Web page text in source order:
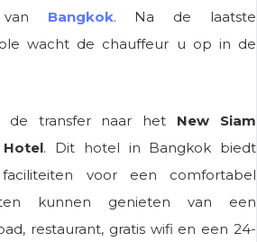
van Bangkok. Na de laatste
wacht de chauffeur u op in de
de transfer naar het New Siam
. Dit hotel in Bangkok biedt
voor een comfortabel
kunnen genieten van een
restaurant, gratis wifi en een 24-